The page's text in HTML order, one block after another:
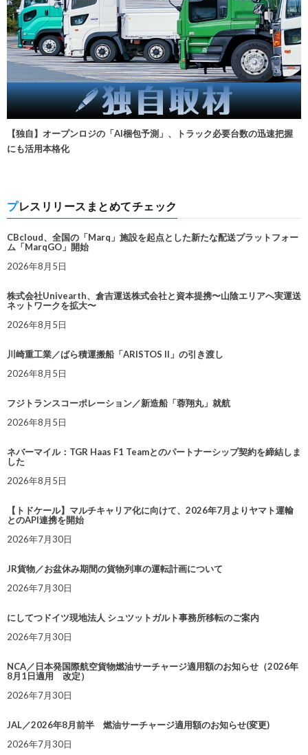
【独自】オープンロジの「AI梱包予測」、トラック必要台数の迅速把握
にも活用本格化
プレスリリースまとめてチェック
CBcloud、全国の「Marq」施設を起点とした新たな配送プラットフォー
ム「MarqGO」開始
2026年8月5日
株式会社Univearth、倉吉運送株式会社と資本提携〜山陰エリアへ実運送
ネットワークを拡大〜
2026年8月5日
川崎重工業／ばら積運搬船「ARISTOS II」の引き渡し
2026年8月5日
フジトランスコーポレーション／新造船「蓉翔丸」就航
2026年8月5日
ネバーマイル：TGR Haas F1 Teamとのパートナーシップ契約を締結しま
した
2026年8月5日
【トドケール】マルチキャリア化に向けて、2026年7月よりヤマト運輸
とのAPI連携を開始
2026年7月30日
JR貨物／お盆休み期間の貨物列車の運転計画について
2026年7月30日
にしてつドイツ現地法人 シュツットガルト事務所移転のご案内
2026年7月30日
NCA／日本発国際航空貨物燃油サーチャージ適用額のお知らせ（2026年
8月1日適用 改定）
2026年7月30日
JAL／2026年8月前半 燃油サーチャージ適用額のお知らせ(変更)
2026年7月30日